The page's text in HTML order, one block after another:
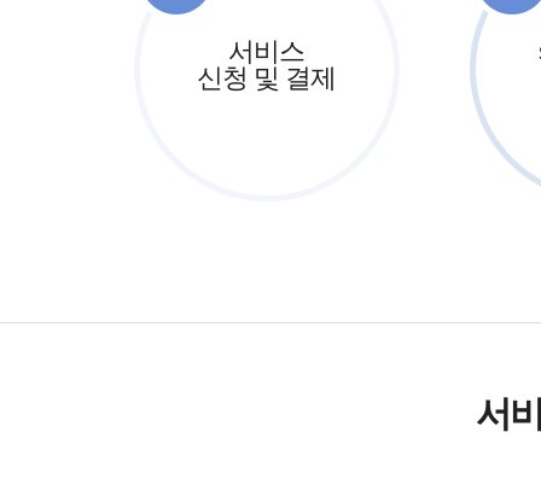
서비스
신청 및 결제
서